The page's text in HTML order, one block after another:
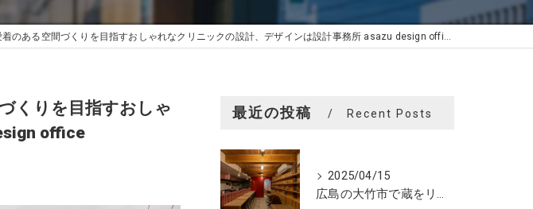
のある空間づくりを目指すおしゃれなクリニックの設計、デザインは設計事務所 asazu design office
くりを目指すおしゃ
office
最近の投稿 Recent Posts
2025/04/15
広島の大竹市で蔵をリノベーションしたカフェの設計。店舗設計、店舗デザインはasazu design office